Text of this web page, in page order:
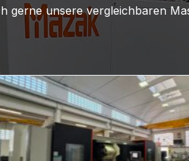
gerne unsere vergleichbaren